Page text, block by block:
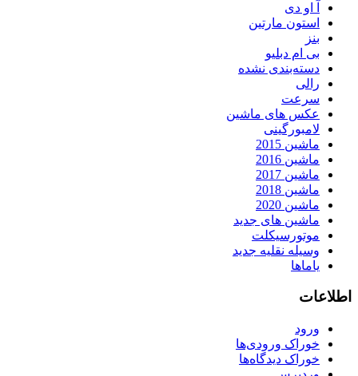
آ او دی
استون مارتین
بنز
بی ام دبلیو
دسته‌بندی نشده
رالی
سرعت
عکس های ماشین
لامبورگینی
ماشین 2015
ماشین 2016
ماشین 2017
ماشین 2018
ماشین 2020
ماشین های جدید
موتورسیکلت
وسیله نقلیه جدید
یاماها
اطلاعات
ورود
خوراک ورودی‌ها
خوراک دیدگاه‌ها